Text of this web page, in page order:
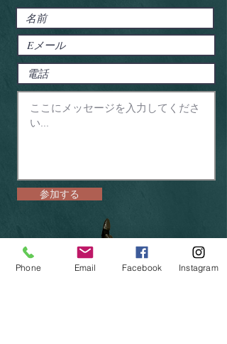
参加する
Phone Email Facebook Instagram